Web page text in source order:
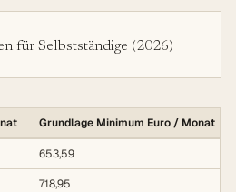
für Selbstständige (2026)
Grundlage Minimum Euro / Monat
653,59
718,95